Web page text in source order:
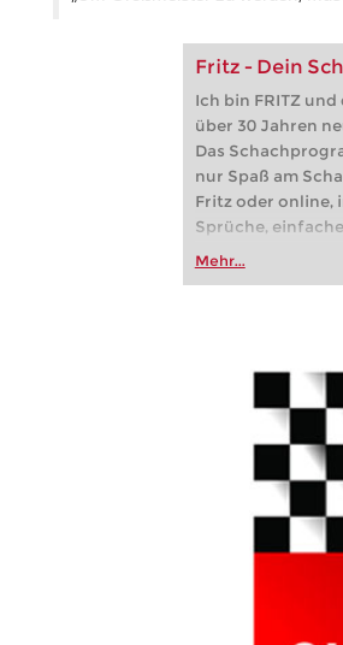
Fritz - Dein
Ich bin FRITZ
über 30 Jahren
Das
nur Spaß am
Fritz oder online,
Sprüche,
Hinweis für Fritz-
Mehr...